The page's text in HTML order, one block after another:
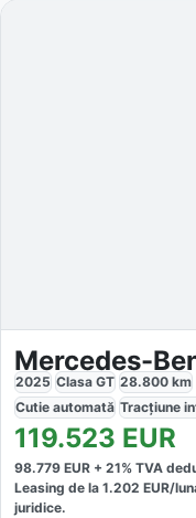
Mercedes-
2025 Clasa GT 28.800 km
Cutie automată Tracțiune
119.523 EUR
98.779 EUR + 21% TVA
Leasing de la 1.202 EUR/
juridice.